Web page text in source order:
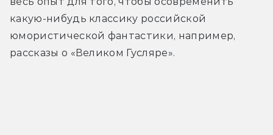
какую-нибудь классику российской
юмористической фантастики, например,
рассказы о «Великом Гусляре».